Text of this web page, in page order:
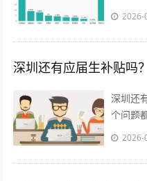
天的职
2026-
深圳还有应届生补贴吗？
深圳还
个问题
割了又
2026-